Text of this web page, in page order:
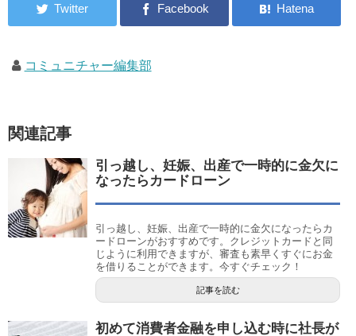
コミュニチャー編集部
関連記事
引っ越し、妊娠、出産で一時的に金欠に
なったらカードローン
引っ越し、妊娠、出産で一時的に金欠になったらカ
ードローンがおすすめです。クレジットカードと同
じように利用できますが、審査も素早くすぐにお金
を借りることができます。今すぐチェック！
記事を読む
初めて消費者金融を申し込む時に社長が